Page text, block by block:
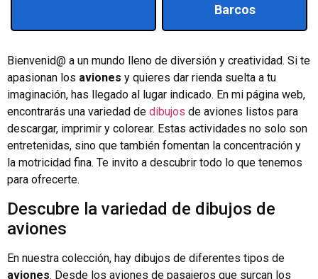
Barcos
Bienvenid@ a un mundo lleno de diversión y creatividad. Si te
apasionan los aviones y quieres dar rienda suelta a tu
imaginación, has llegado al lugar indicado. En mi página web,
encontrarás una variedad de dibujos de aviones listos para
descargar, imprimir y colorear. Estas actividades no solo son
entretenidas, sino que también fomentan la concentración y
la motricidad fina. Te invito a descubrir todo lo que tenemos
para ofrecerte.
Descubre la variedad de dibujos de
aviones
En nuestra colección, hay dibujos de diferentes tipos de
aviones. Desde los aviones de pasajeros que surcan los